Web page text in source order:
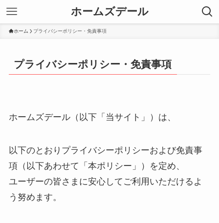
ホームズデール
ホーム プライバシーポリシー・免責事項
プライバシーポリシー・免責事項
ホームズデール（以下「当サイト」）は、
以下のとおりプライバシーポリシーおよび免責事
項（以下あわせて「本ポリシー」）を定め、
ユーザーの皆さまに安心してご利用いただけるよ
う努めます。